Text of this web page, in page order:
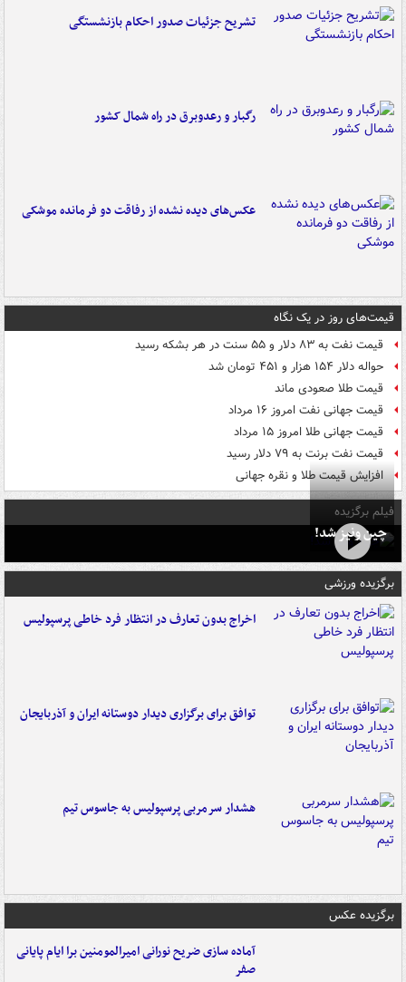
تشریح جزئیات صدور احکام بازنشستگی
رگبار و رعدوبرق در راه شمال کشور
عکس‌های دیده نشده از رفاقت دو فرمانده‌ موشکی
قیمت‌های روز در یک نگاه
قیمت نفت به ۸۳ دلار و ۵۵ سنت در هر بشکه رسید
حواله دلار ۱۵۴ هزار و ۴۵۱ تومان شد
قیمت طلا صعودی ماند
قیمت جهانی نفت امروز ۱۶ مرداد
قیمت جهانی طلا امروز ۱۵ مرداد
قیمت نفت برنت به ۷۹ دلار رسید
افزایش قیمت طلا و نقره جهانی
فیلم برگزیده
چین ونیز شد!
برگزیده ورزشی
اخراج بدون تعارف در انتظار فرد خاطی پرسپولیس
توافق برای برگزاری دیدار دوستانه ایران و آذربایجان
هشدار سرمربی پرسپولیس به جاسوس تیم
برگزیده عکس
آماده سازی ضریح نورانی امیرالمومنین برا ایام پایانی
صفر